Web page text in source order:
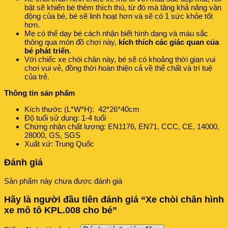
bật sẽ khiến bé thêm thích thú, từ đó mà tăng khả năng vận
động của bé, bé sẽ linh hoạt hơn và sẽ có 1 sức khỏe tốt
hơn.
Mẹ có thể dạy bé cách nhận biết hình dạng và màu sắc
thông qua món đồ chơi này, kích thích các giác quan của
bé phát triển.
Với chiếc xe chòi chân này, bé sẽ có khoảng thời gian vui
chơi vui vẻ, đồng thời hoàn thiện cả về thể chất và trí tuệ
của trẻ.
Thông tin sản phẩm
Kích thước (L*W*H): 42*26*40cm
Độ tuổi sử dụng: 1-4 tuổi
Chứng nhận chất lượng: EN1176, EN71, CCC, CE, 14000,
28000, GS, SGS
Xuất xứ: Trung Quốc
Đánh giá
Sản phẩm này chưa được đánh giá
Hãy là người đầu tiên đánh giá “Xe chòi chân hình
xe mô tô KPL.008 cho bé”